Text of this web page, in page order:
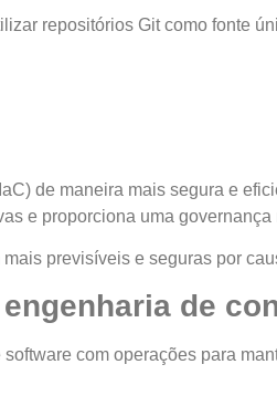
repositórios Git como fonte
de maneira mais segura e
e proporciona uma governança
previsíveis e seguras por
de
com operações para